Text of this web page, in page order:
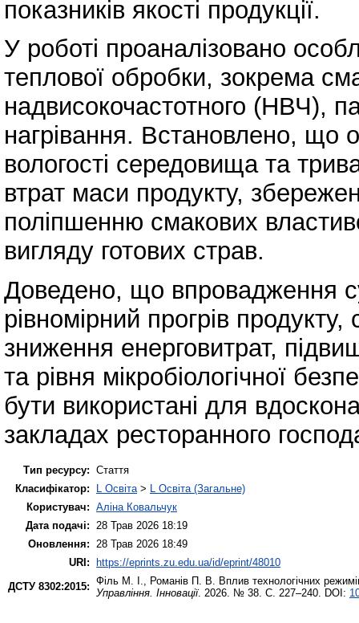
показників якості продукції.
У роботі проаналізовано
теплової обробки, зокрема
надвисокочастотного (НВЧ),
нагрівання. Встановлено, що
вологості середовища та
втрат маси продукту,
поліпшенню смакових
вигляду готових страв.
Доведено, що впровадження
рівномірний прогрів
зниження енерговитрат,
та рівня мікробіологічної
бути використані для
закладах ресторанного
Тип ресурсу: Стаття
Класифікатор:
L Освіта> L Освіта (Загальне)
Користувач: Аліна Ковальчук
Дата подачі: 28 Трав 2026 18:19
Оновлення: 28 Трав 2026 18:49
URI:
https://eprints.zu.edu.ua/id/eprint/48010
ДСТУ 8302:2015: Філь М. І., Романів П. В. Вплив технологічних
Управління. Інновації. 2026. № 38. С. 227–240. DOI: